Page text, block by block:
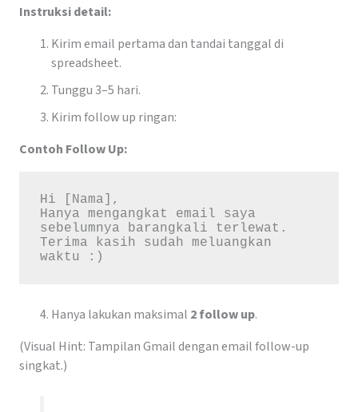
Instruksi detail:
Kirim email pertama dan tandai tanggal di
spreadsheet.
Tunggu 3–5 hari.
Kirim follow up ringan:
Contoh Follow Up:
Hi [Nama],
Hanya mengangkat email saya
sebelumnya barangkali terlewat.
Terima kasih sudah meluangkan
Hanya lakukan maksimal 2 follow up.
(Visual Hint: Tampilan Gmail dengan email follow-up
singkat.)